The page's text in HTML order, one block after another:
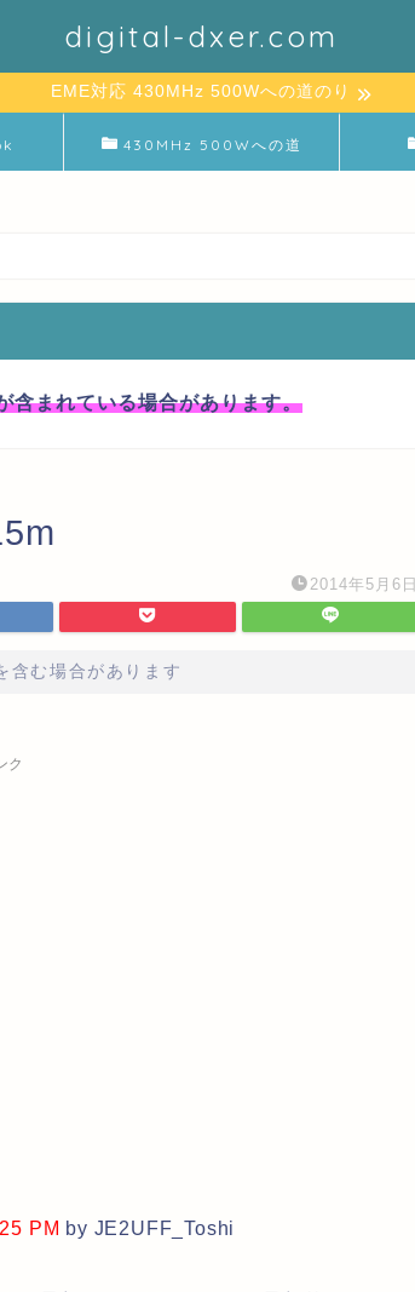
digital-dxer.com
EME対応 430MHz 500Wへの道のり
430MHz 500Wへの道
含まれている場合があります。
2014年5月6日
含む場合があります
ク
PM by JE2UFF_Toshi